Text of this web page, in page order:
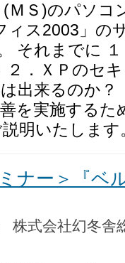
ＭＳ)のパソコ
ィス2003」の
それまでに
２．ＸＰのセ
出来るのか
善を実施する
明いたします
ナー＞『ベ
株式会社幻冬